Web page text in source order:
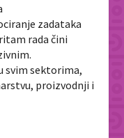
zadataka
rada čini
svim sektorima,
proizvodnji i